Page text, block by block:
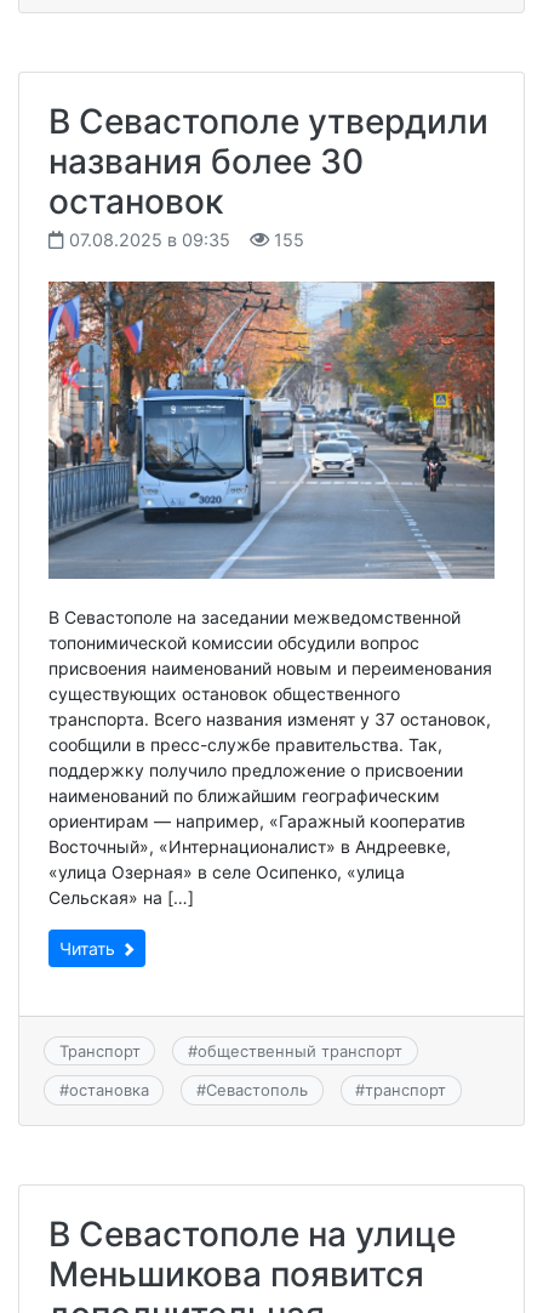
В Севастополе утвердили
названия более 30
остановок
07.08.2025 в 09:35 155
В Севастополе на заседании межведомственной
топонимической комиссии обсудили вопрос
присвоения наименований новым и переименования
существующих остановок общественного
транспорта. Всего названия изменят у 37 остановок,
сообщили в пресс-службе правительства. Так,
поддержку получило предложение о присвоении
наименований по ближайшим географическим
ориентирам — например, «Гаражный кооператив
Восточный», «Интернационалист» в Андреевке,
«улица Озерная» в селе Осипенко, «улица
Сельская» на […]
Читать
Транспорт #общественный транспорт
#остановка #Севастополь #транспорт
В Севастополе на улице
Меньшикова появится